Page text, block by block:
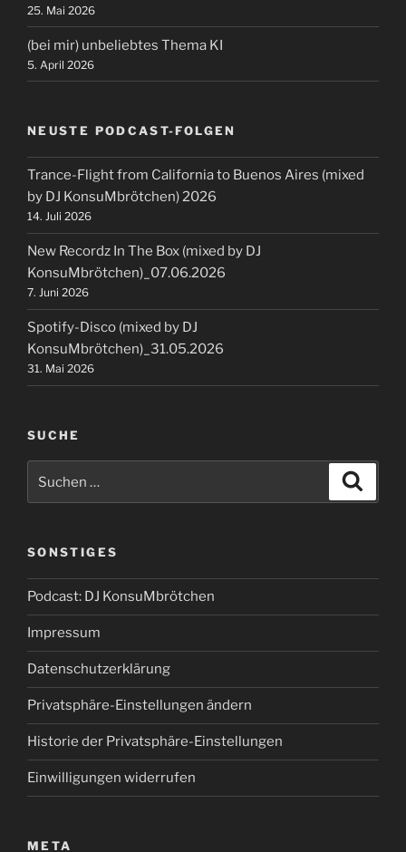
25. Mai 2026
(bei mir) unbeliebtes Thema KI
5. April 2026
NEUSTE PODCAST-FOLGEN
Trance-Flight from California to Buenos Aires (mixed
by DJ KonsuMbrötchen) 2026
14. Juli 2026
New Recordz In The Box (mixed by DJ
KonsuMbrötchen)_07.06.2026
7. Juni 2026
Spotify-Disco (mixed by DJ
KonsuMbrötchen)_31.05.2026
31. Mai 2026
SUCHE
nach:
SONSTIGES
Podcast: DJ KonsuMbrötchen
Impressum
Datenschutzerklärung
Privatsphäre-Einstellungen ändern
Historie der Privatsphäre-Einstellungen
Einwilligungen widerrufen
META